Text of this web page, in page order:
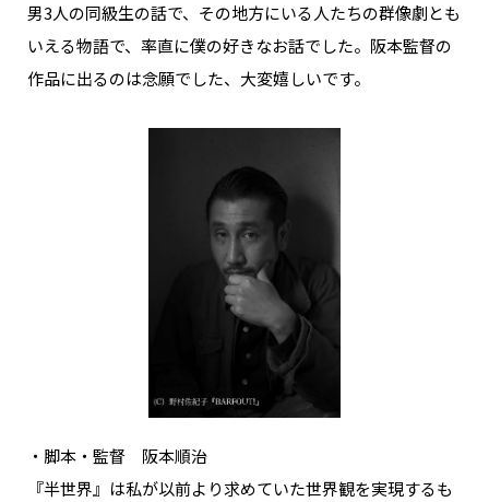
男3人の同級生の話で、その地方にいる人たちの群像劇とも
いえる物語で、率直に僕の好きなお話でした。阪本監督の
作品に出るのは念願でした、大変嬉しいです。
・脚本・監督 阪本順治
『半世界』は私が以前より求めていた世界観を実現するも